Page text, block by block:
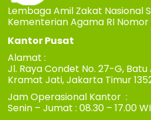
Lembaga Amil Zakat Nasional
Kementerian Agama RI Nomor
Kantor Pusat
Alamat :
Jl. Raya Condet No. 27-G,
Kramat Jati, Jakarta Timur
Jam Operasional Kantor :
Senin – Jumat : 08.30 – 17.00